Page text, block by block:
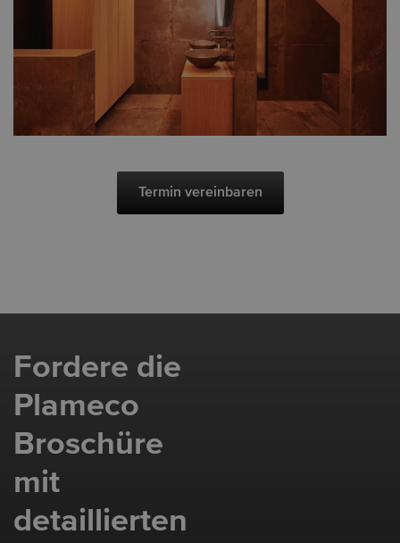
Termin vereinbaren
Fordere die
Plameco
Broschüre
mit
detaillierten